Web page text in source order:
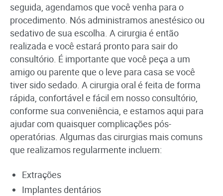
seguida, agendamos que você venha para o
procedimento. Nós administramos anestésico ou
sedativo de sua escolha. A cirurgia é então
realizada e você estará pronto para sair do
consultório. É importante que você peça a um
amigo ou parente que o leve para casa se você
tiver sido sedado. A cirurgia oral é feita de forma
rápida, confortável e fácil em nosso consultório,
conforme sua conveniência, e estamos aqui para
ajudar com quaisquer complicações pós-
operatórias. Algumas das cirurgias mais comuns
que realizamos regularmente incluem:
Extrações
Implantes dentários